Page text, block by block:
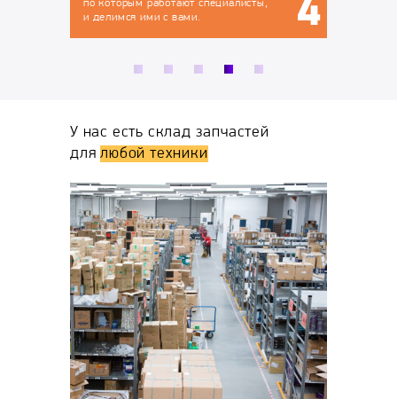
У нас есть склад запчастей
длялюбой техники